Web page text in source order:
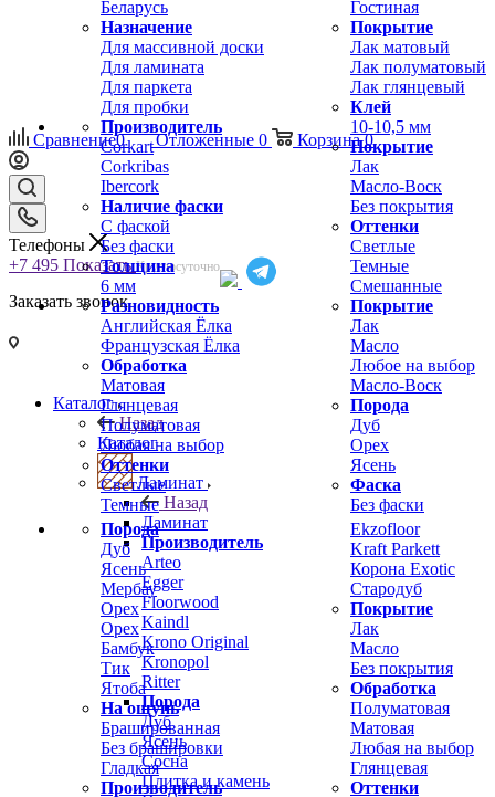
Беларусь
Гостиная
Назначение
Для массивной доски
Для ламината
Для паркета
Для пробки
Покрытие
Лак матовый
Лак полуматовый
Лак глянцевый
Клей
Производитель
Corkart
Corkribas
Ibercork
Наличие фаски
С фаской
Без фаски
Толщина
6 мм
10-10,5 мм
Покрытие
Лак
Масло-Воск
Без покрытия
Оттенки
Светлые
Темные
Смешанные
Разновидность
Английская Ёлка
Французская Ёлка
Обработка
Матовая
Глянцевая
Полуматовая
Любая на выбор
Оттенки
Светлые
Темные
Покрытие
Лак
Масло
Любое на выбор
Масло-Воск
Порода
Дуб
Орех
Ясень
Фаска
Без фаски
Порода
Дуб
Ясень
Мербау
Орех
Орех
Бамбук
Тик
Ятоба
На ощупь
Брашированная
Без брашировки
Гладкая
Производитель
Ekzofloor
Kraft Parkett
Корона Exotic
Стародуб
Покрытие
Лак
Масло
Без покрытия
Обработка
Полуматовая
Матовая
Любая на выбор
Глянцевая
Оттенки
Сравнение0 Отложенные 0 Корзина 0
Телефоны
+7 495 Показать Круглосуточно
Заказать звонок
Каталог
Назад
Каталог
Ламинат
Назад
Ламинат
Производитель
Arteo
Egger
Floorwood
Kaindl
Krono Original
Kronopol
Ritter
Порода
Дуб
Ясень
Сосна
Плитка и камень